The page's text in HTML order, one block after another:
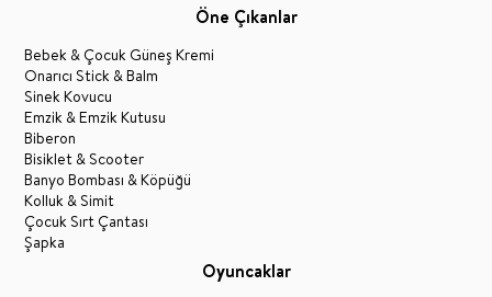
Öne Çıkanlar
Bebek & Çocuk Güneş Kremi
Onarıcı Stick & Balm
Sinek Kovucu
Emzik & Emzik Kutusu
Biberon
Bisiklet & Scooter
Banyo Bombası & Köpüğü
Kolluk & Simit
Çocuk Sırt Çantası
Şapka
Oyuncaklar